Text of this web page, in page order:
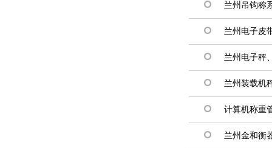
兰州吊钩称
兰州电子皮
兰州电子秤
兰州装载机
计算机称重
兰州金和衡